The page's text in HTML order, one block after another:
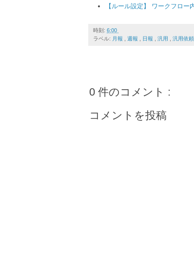
【ルール設定】 ワークフロ
時刻: 6:00
ラベル: 月報 週報 日報 汎用 汎用依頼
0 件のコメント :
コメントを投稿